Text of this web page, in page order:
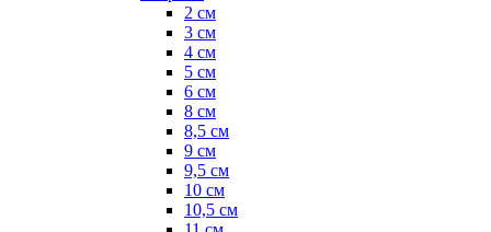
2 см
3 см
4 см
5 см
6 см
8 см
8,5 см
9 см
9,5 см
10 см
10,5 см